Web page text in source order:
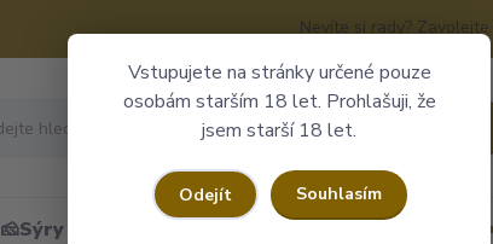
Vstupujete na stránky určené pouze
osobám starším 18 let. Prohlašuji, že
jsem starší 18 let.
Odejít Souhlasím
Nevíte si rady? Zavolejte.
🧀Sýry